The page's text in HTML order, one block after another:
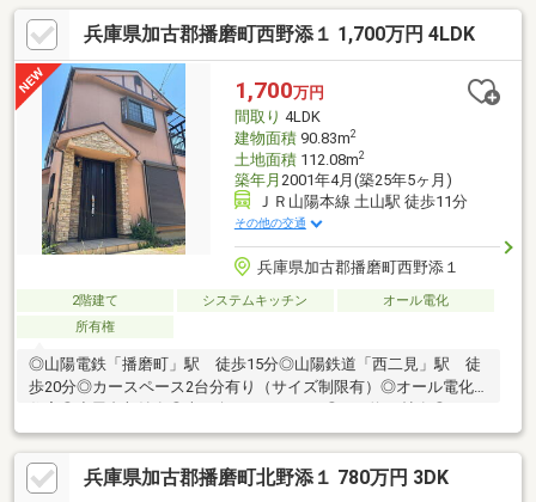
が選ばれる理由◆◇１．お金の扱い方のプロ、ファイナンシャル
プランナーが資金計画をサポート！２．買い替えなどにも対応で
きる売却専門チームあり！３．たくさんの銀行と繋がりがあるた
め、最も低金利になるように審査が可能！弊社は専門家同士が連
携をとっているため、より多くの知見がございます。お気軽にお
問合せください！
兵庫県加古郡播磨町西野添１ 1,700万円 4LDK
1,700万円
間取り 4LDK
建物面積90.83m2
土地面積112.08m2
築年月 2001年4月(築25年5ヶ月)
ＪＲ山陽本線 土山駅 徒歩11分
その他の交通
兵庫県加古郡播磨町西野添１
2階建て システムキッチン
オール電化
所有権
◎山陽電鉄「播磨町」駅 徒歩15分◎山陽鉄道「西二見」駅 徒
歩20分◎カースペース2台分有り（サイズ制限有）◎オール電化
年4月建築 ■木造2階建4LDK◎敷地面積：112.08m2（約33.9坪）
◎建物面積：90.83m2（約27.47坪）～ 周辺施設 ～・播磨町立
蓮池小学校 約550ｍ・播磨町立播磨中学校 約1200ｍ
兵庫県加古郡播磨町北野添１ 780万円 3DK